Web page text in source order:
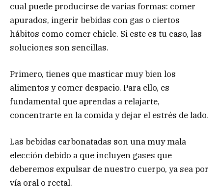
cual puede producirse de varias formas: comer
apurados, ingerir bebidas con gas o ciertos
hábitos como comer chicle. Si este es tu caso, las
soluciones son sencillas.
Primero, tienes que masticar muy bien los
alimentos y comer despacio. Para ello, es
fundamental que aprendas a relajarte,
concentrarte en la comida y dejar el estrés de lado.
Las bebidas carbonatadas son una muy mala
elección debido a que incluyen gases que
deberemos expulsar de nuestro cuerpo, ya sea por
vía oral o rectal.